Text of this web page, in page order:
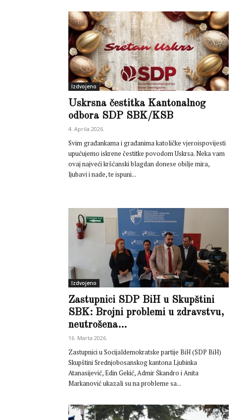
Izdvojeno
Uskrsna čestitka Kantonalnog
odbora SDP SBK/KSB
4. Aprila 2026.
Svim građankama i građanima katoličke vjeroispovijesti
upućujemo iskrene čestitke povodom Uskrsa. Neka vam
ovaj najveći kršćanski blagdan donese obilje mira,
ljubavi i nade, te ispuni...
Izdvojeno
Zastupnici SDP BiH u Skupštini
SBK: Brojni problemi u zdravstvu,
neutrošena...
16. Marta 2026.
Zastupnici u Socijaldemokratske partije BiH (SDP BiH)
Skupštini Srednjobosanskog kantona Ljubinka
Atanasijević, Edin Gekić, Admir Škandro i Anita
Markanović ukazali su na probleme sa...